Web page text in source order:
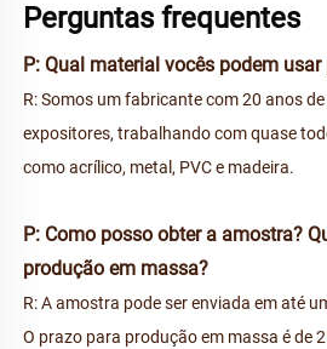
Perguntas frequentes
P: Qual material vocês podem
R: Somos um fabricante com 20 anos
expositores, trabalhando com quase
como acrílico, metal, PVC e madeira.
P: Como posso obter a amostra?
produção em massa?
R: A amostra pode ser enviada em até
O prazo para produção em massa é de